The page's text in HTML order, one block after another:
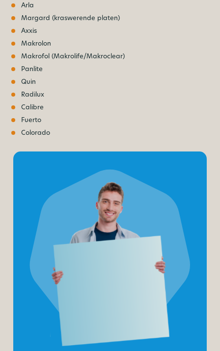
Arla
Margard (kraswerende platen)
Axxis
Makrolon
Makrofol (Makrolife/Makroclear)
Panlite
Quin
Radilux
Calibre
Fuerto
Colorado